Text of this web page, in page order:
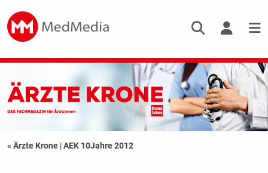
« Ärzte Krone |AEK 10Jahre 2012